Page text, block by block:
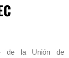
de la Unión de